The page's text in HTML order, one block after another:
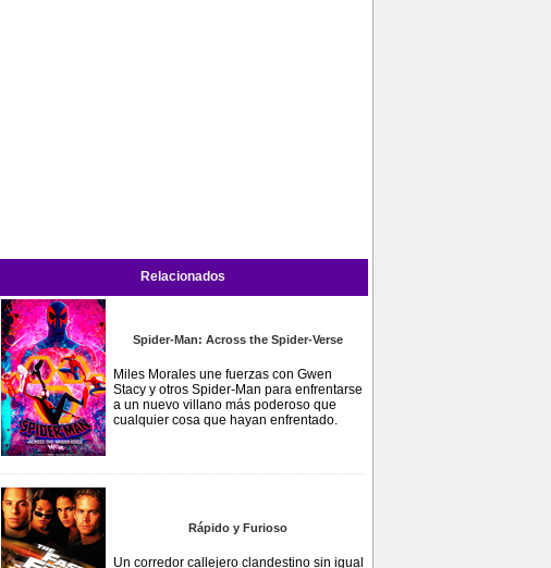
Relacionados
Spider-Man: Across the Spider-Verse
Miles Morales une fuerzas con Gwen
Stacy y otros Spider-Man para enfrentarse
a un nuevo villano más poderoso que
cualquier cosa que hayan enfrentado.
Rápido y Furioso
Un corredor callejero clandestino sin igual